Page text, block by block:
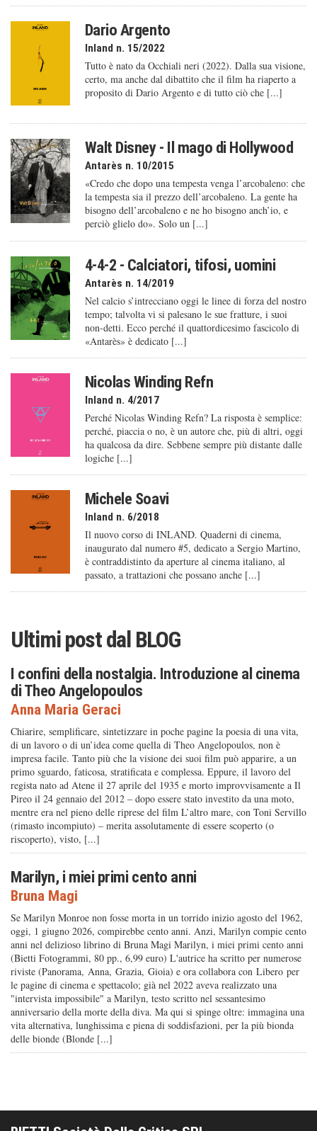
Dario Argento
Inland n. 15/2022
Tutto è nato da Occhiali neri (2022). Dalla sua visione,
certo, ma anche dal dibattito che il film ha riaperto a
proposito di Dario Argento e di tutto ciò che [...]
Walt Disney - Il mago di Hollywood
Antarès n. 10/2015
«Credo che dopo una tempesta venga l’arcobaleno: che
la tempesta sia il prezzo dell’arcobaleno. La gente ha
bisogno dell’arcobaleno e ne ho bisogno anch’io, e
perciò glielo do». Solo un [...]
4-4-2 - Calciatori, tifosi, uomini
Antarès n. 14/2019
Nel calcio s’intrecciano oggi le linee di forza del nostro
tempo; talvolta vi si palesano le sue fratture, i suoi
non-detti. Ecco perché il quattordicesimo fascicolo di
«Antarès» è dedicato [...]
Nicolas Winding Refn
Inland n. 4/2017
Perché Nicolas Winding Refn? La risposta è semplice:
perché, piaccia o no, è un autore che, più di altri, oggi
ha qualcosa da dire. Sebbene sempre più distante dalle
logiche [...]
Michele Soavi
Inland n. 6/2018
Il nuovo corso di INLAND. Quaderni di cinema,
inaugurato dal numero #5, dedicato a Sergio Martino,
è contraddistinto da aperture al cinema italiano, al
passato, a trattazioni che possano anche [...]
Ultimi post dal BLOG
I confini della nostalgia. Introduzione al cinema
di Theo Angelopoulos
Anna Maria Geraci
Chiarire, semplificare, sintetizzare in poche pagine la poesia di una vita,
di un lavoro o di un’idea come quella di Theo Angelopoulos, non è
impresa facile. Tanto più che la visione dei suoi film può apparire, a un
primo sguardo, faticosa, stratificata e complessa. Eppure, il lavoro del
regista nato ad Atene il 27 aprile del 1935 e morto improvvisamente a Il
Pireo il 24 gennaio del 2012 – dopo essere stato investito da una moto,
mentre era nel pieno delle riprese del film L’altro mare, con Toni Servillo
(rimasto incompiuto) – merita assolutamente di essere scoperto (o
riscoperto), visto, [...]
Marilyn, i miei primi cento anni
Bruna Magi
Se Marilyn Monroe non fosse morta in un torrido inizio agosto del 1962,
oggi, 1 giugno 2026, compirebbe cento anni. Anzi, Marilyn compie cento
anni nel delizioso librino di Bruna Magi Marilyn, i miei primi cento anni
(Bietti Fotogrammi, 80 pp., 6,99 euro) L'autrice ha scritto per numerose
riviste (Panorama, Anna, Grazia, Gioia) e ora collabora con Libero per
le pagine di cinema e spettacolo; già nel 2022 aveva realizzato una
"intervista impossibile" a Marilyn, testo scritto nel sessantesimo
anniversario della morte della diva. Ma qui si spinge oltre: immagina una
vita alternativa, lunghissima e piena di soddisfazioni, per la più bionda
delle bionde (Blonde [...]